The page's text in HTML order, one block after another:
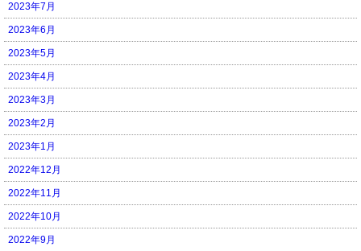
2023年7月
2023年6月
2023年5月
2023年4月
2023年3月
2023年2月
2023年1月
2022年12月
2022年11月
2022年10月
2022年9月